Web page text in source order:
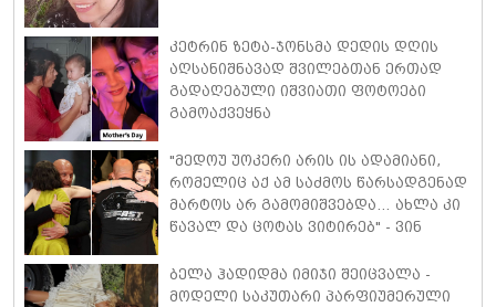
კეტრინ ზეტა-ჯონსმა დედის დღის
აღსანიშნავად შვილებთან ერთად
გადაღებული იშვიათი ფოტოები
გამოაქვეყნა
"მედოუ უოკერი არის ის ადამიანი,
რომელიც აქ ამ საძმოს წარსადგენად
მარტოს არ გამომიშვებდა… ახლა კი
წავალ და ცოტას ვიტირებ" - ვინ
პოლ უოკერის ქალიშვილს ემოციური
სიტყვებით მიმართავს
ბელა ჰადიდმა იმიჯი შეიცვალა -
მოდელი საკუთარი პარფიუმერული